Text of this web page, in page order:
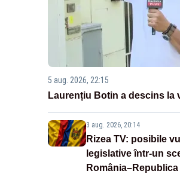
5 aug. 2026, 22:15
Laurențiu Botin a descins la
3 aug. 2026, 20:14
Rizea TV: posibile
legislative într-un